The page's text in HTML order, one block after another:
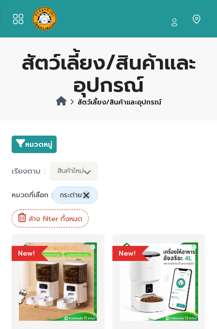
สัตว์เลี้ยง/สินค้าและ
อุปกรณ์
สัตว์เลี้ยง/สินค้าและอุปกรณ์
หมวดหมู่
เรียงตาม : สินค้าใหม่
หมวดที่เลือก : กระต่าย
ล้าง filter ทั้งหมด
New! New!